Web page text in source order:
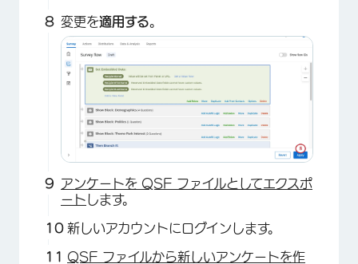
×
変更を適用する。
アンケートを QSF ファイルとしてエクスポ
ートします。
新しいアカウントにログインします。
QSF ファイルから新しいアンケートを作